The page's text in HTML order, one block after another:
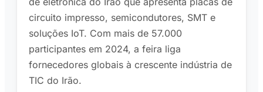
circuito impresso, semicondutores, SMT e
soluções IoT. Com mais de 57.000
participantes em 2024, a feira liga
fornecedores globais à crescente indústria de
TIC do Irão.